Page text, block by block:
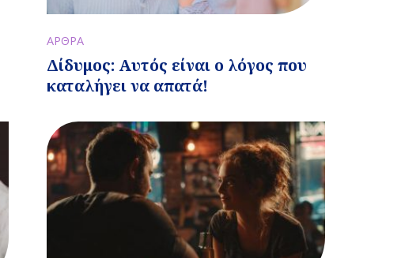
ΑΡΘΡΑ
Δίδυμος: Αυτός είναι ο λόγος που
καταλήγει να απατά!